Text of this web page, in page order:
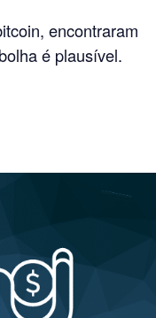
encontraram
é plausível.